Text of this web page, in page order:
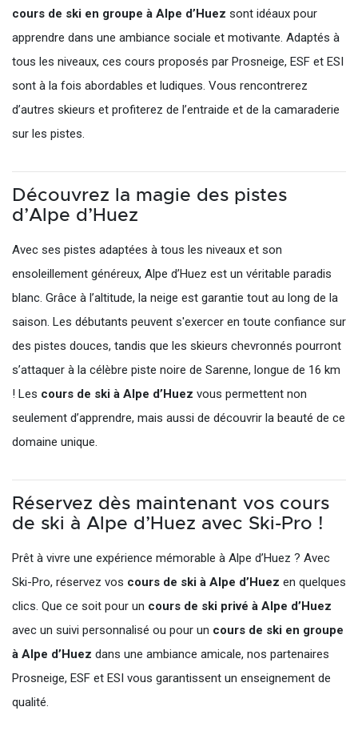
cours de ski en groupe à Alpe d’Huez sont idéaux pour
apprendre dans une ambiance sociale et motivante. Adaptés à
tous les niveaux, ces cours proposés par Prosneige, ESF et ESI
sont à la fois abordables et ludiques. Vous rencontrerez
d’autres skieurs et profiterez de l’entraide et de la camaraderie
sur les pistes.
Découvrez la magie des pistes
d’Alpe d’Huez
Avec ses pistes adaptées à tous les niveaux et son
ensoleillement généreux, Alpe d’Huez est un véritable paradis
blanc. Grâce à l’altitude, la neige est garantie tout au long de la
saison. Les débutants peuvent s'exercer en toute confiance sur
des pistes douces, tandis que les skieurs chevronnés pourront
s’attaquer à la célèbre piste noire de Sarenne, longue de 16 km
! Les cours de ski à Alpe d’Huez vous permettent non
seulement d’apprendre, mais aussi de découvrir la beauté de ce
domaine unique.
Réservez dès maintenant vos cours
de ski à Alpe d’Huez avec Ski-Pro !
Prêt à vivre une expérience mémorable à Alpe d’Huez ? Avec
Ski-Pro, réservez vos cours de ski à Alpe d’Huez en quelques
clics. Que ce soit pour un cours de ski privé à Alpe d’Huez
avec un suivi personnalisé ou pour un cours de ski en groupe
à Alpe d’Huez dans une ambiance amicale, nos partenaires
Prosneige, ESF et ESI vous garantissent un enseignement de
qualité.